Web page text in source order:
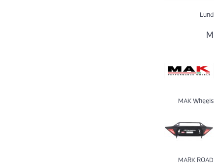
Lund
M
MAK Wheels
MARK ROAD